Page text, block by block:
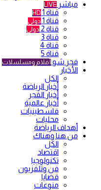
مباشر LIVE
قناة 1 HD
قناة 1 دولي
قناة 2 دولي
قناة 3
قناة 4
قناة 5
فجر شو أفلام ومسلسلات
الأخبار
الكل
أخبار الرياضة
أخبار الفجر
أخبار عالمية
فلسطينيات
محليات
أهداف الرياضة
من هنا وهناك
الكل
اقتصاد
تكنولوجيا
فن وتلفزيون
قضايا
منوعات